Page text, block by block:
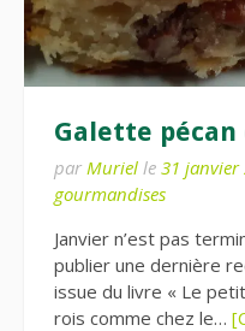
Galette pécan
par Muriel le 31 janvier
gourmandises
Janvier n’est pas
publier une dernière
issue du livre « Le
rois comme chez le…